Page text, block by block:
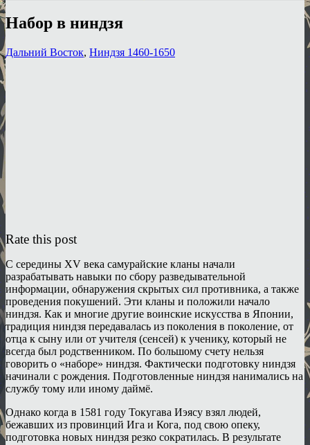
Набор в ниндзя
Дальний Восток, Ниндзя 1460-1650
Rate this post
С середины XV века самурайские кланы начали
разрабатывать навыки по сбору разведывательной
информации, обнаружения скрытых сил противника, а также
проведения покушений. Эти кланы и положили начало
ниндзя. Как и многие другие воинские искусства в Японии,
традиция ниндзя передавалась из поколения в поколение, от
отца к сыну или от учителя (сенсей) к ученику, который не
всегда был родственником. По большому счету нельзя
говорить о «наборе» ниндзя. Фактически подготовку ниндзя
начинали с рождения. Подготовленные ниндзя нанимались на
службу тому или иному даймё.
Однако когда в 1581 году Токугава Иэясу взял людей,
бежавших из провинций Ига и Кога, под свою опеку,
подготовка новых ниндзя резко сократилась. В результате